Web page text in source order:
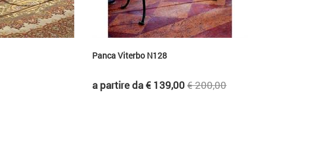
Panca Viterbo N128
a partire da € 139,00€ 200,00